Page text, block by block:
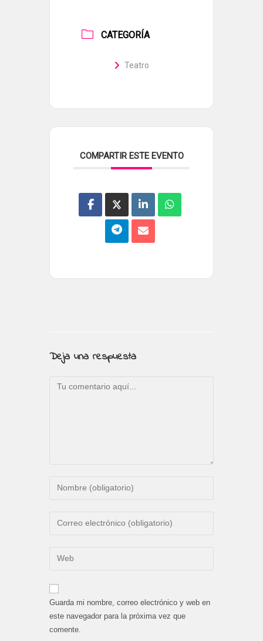
CATEGORÍA
Teatro
COMPARTIR ESTE EVENTO
Deja una respuesta
Comentario
Introduce
de
para
comentar
Introduce
de
electrónico
para
comentar
Introduce
URL
de
web
Guarda mi nombre, correo electrónico y web en
este navegador para la próxima vez que
comente.